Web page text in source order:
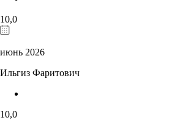
10,0
июнь 2026
Ильгиз Фаритович
10,0